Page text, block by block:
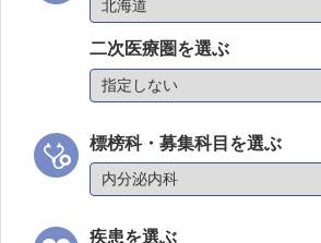
二次医療圏を選ぶ
標榜科・募集科目を選ぶ
疾患を選ぶ